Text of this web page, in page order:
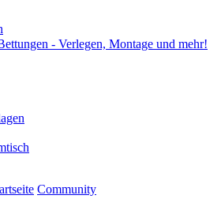
- Verlegen, Montage und mehr!
Community